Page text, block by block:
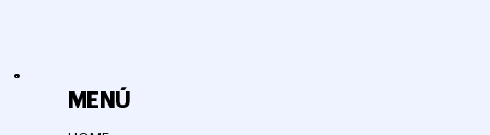
MENÚ